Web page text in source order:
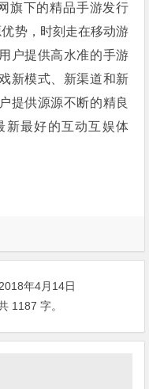
旗下的精品手游发行
势，时刻走在移动游
户提供高水准的手游
新模式、新渠道和新
提供源源不断的精良
新最好的互动互娱体
年4月14日
1187 字。